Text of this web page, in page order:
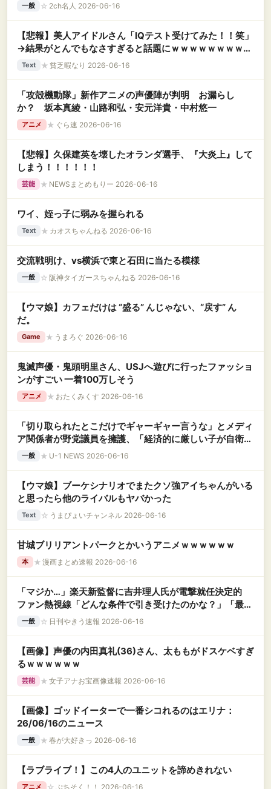
一般 ☆ 2ch名人 2026-06-16
【悲報】美人アイドルさん「IQテスト受けてみた！！笑」
→結果がとんでもなさすぎると話題にｗｗｗｗｗｗｗｗｗ
ｗｗ
Text ★ 貧乏暇なり 2026-06-16
「攻殻機動隊」新作アニメの声優陣が判明 お漏らし
か？ 坂本真綾・山路和弘・安元洋貴・中村悠一
アニメ ★ ぐら速 2026-06-16
【悲報】久保建英を壊したオランダ選手、『大炎上』して
しまう！！！！！！
芸能 ★ NEWSまとめもりー 2026-06-16
ワイ、姪っ子に弱みを握られる
Text ★ カオスちゃんねる 2026-06-16
交流戦明け、vs横浜で東と石田に当たる模様
一般 ☆ 阪神タイガースちゃんねる 2026-06-16
【ウマ娘】カフェだけは “盛る” んじゃない、“戻す” ん
だ。
Game ★ うまろぐ 2026-06-16
鬼滅声優・鬼頭明里さん、USJへ遊びに行ったファッショ
ンがすごい 一着100万しそう
アニメ ★ おたくみくす 2026-06-16
「切り取られたとこだけでギャーギャー言うな」とメディ
ア関係者が野党議員を擁護、「経済的に厳しい子が自衛
隊」発言は全体を見れば違う
一般 ★ U-1 NEWS 2026-06-16
【ウマ娘】ブーケシナリオでまたクソ強アイちゃんがいる
と思ったら他のライバルもヤバかった
Text ☆ うまぴょいチャンネル 2026-06-16
甘城ブリリアントパークとかいうアニメｗｗｗｗｗｗ
本 ★ 漫画まとめ速報 2026-06-16
「マジか…」楽天新監督に吉井理人氏が電撃就任決定的
ファン熱視線「どんな条件で引き受けたのかな？」「最低
でも3年はお任せしてほしい」
一般 ☆ 日刊やきう速報 2026-06-16
【画像】声優の内田真礼(36)さん、太ももがドスケベすぎ
るｗｗｗｗｗｗ
芸能 ★ 女子アナお宝画像速報 2026-06-16
【画像】ゴッドイーターで一番シコれるのはエリナ：
26/06/16のニュース
一般 ★ 春が大好きっ 2026-06-16
【ラブライブ！】この4人のユニットを諦めきれない
アニメ ☆ ぷちそく！！ 2026-06-16